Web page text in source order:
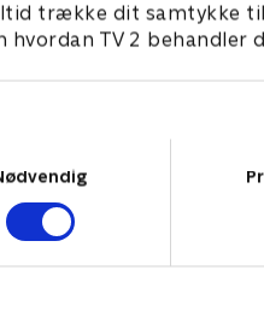
trække dit samtykke
hvordan TV 2 behandler